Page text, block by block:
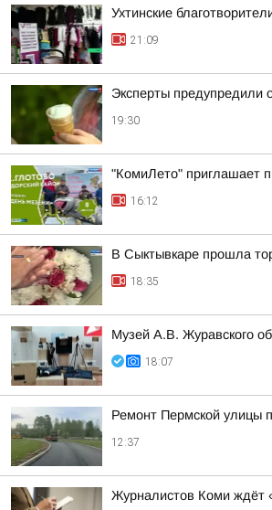
Ухтинские
21:09
Эксперты предупредили
19:30
"КомиЛето" приглашает
16:12
В Сыктывкаре прошла
18:35
Музей А.В. Журавского
18:07
Ремонт Пермской улицы
12:37
Журналистов Коми ждёт